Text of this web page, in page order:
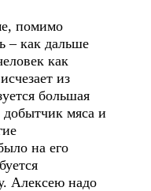
помимо
– как дальше
как
из
большая
мяса и
на его
Алексею надо